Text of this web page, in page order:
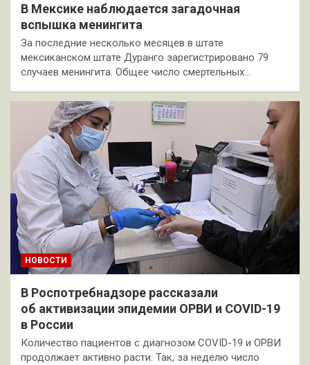
В Мексике наблюдается загадочная
вспышка менингита
За последние несколько месяцев в штате
мексиканском штате Дуранго зарегистрировано 79
случаев менингита. Общее число смертельных…
НОВОСТИ
В Роспотребнадзоре рассказали
об активизации эпидемии ОРВИ и COVID-19
в России
Количество пациентов с диагнозом COVID-19 и ОРВИ
продолжает активно расти. Так, за неделю число